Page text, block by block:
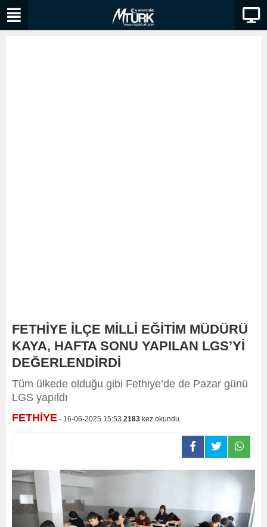
FETHİYE İLÇE MİLLİ EĞİTİM MÜDÜRÜ
KAYA, HAFTA SONU YAPILAN LGS’Yİ
DEĞERLENDİRDİ
Tüm ülkede olduğu gibi Fethiye’de de Pazar günü
LGS yapıldı
FETHİYE - 16-06-2025 15:53 2183 kez okundu.